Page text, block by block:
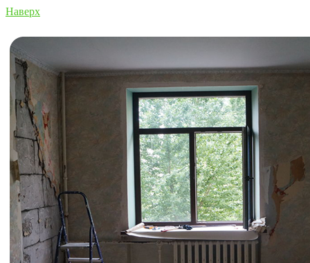
Наверх